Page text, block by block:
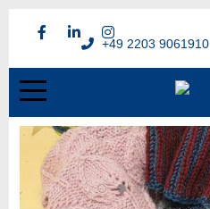
+49 2203 9061910